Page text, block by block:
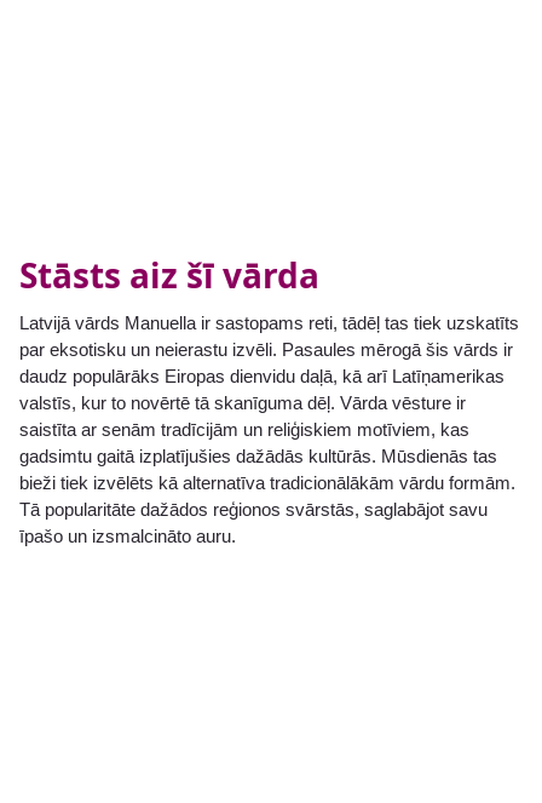
Stāsts aiz šī vārda
Latvijā vārds Manuella ir sastopams reti, tādēļ tas tiek uzskatīts
par eksotisku un neierastu izvēli. Pasaules mērogā šis vārds ir
daudz populārāks Eiropas dienvidu daļā, kā arī Latīņamerikas
valstīs, kur to novērtē tā skanīguma dēļ. Vārda vēsture ir
saistīta ar senām tradīcijām un reliģiskiem motīviem, kas
gadsimtu gaitā izplatījušies dažādās kultūrās. Mūsdienās tas
bieži tiek izvēlēts kā alternatīva tradicionālākām vārdu formām.
Tā popularitāte dažādos reģionos svārstās, saglabājot savu
īpašo un izsmalcināto auru.